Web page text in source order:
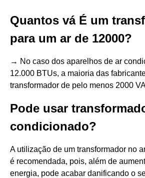
Quantos vá É um
para um ar de 12000?
→ No caso dos aparelhos de ar
12.000 BTUs, a maioria das
transformador de pelo menos 2000
Pode usar
condicionado?
A utilização de um transformador no
é recomendada, pois, além de
energia, pode acabar danificando o